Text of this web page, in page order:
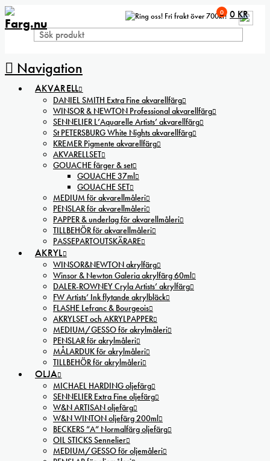
Fri frakt över 700kr!
Navigation
0 0 KR
AKVARELL
DANIEL SMITH Extra Fine akvarellfärg
WINSOR & NEWTON Professional akvarellfärg
SENNELIER L’Aquarelle Artists’ akvarellfärg
St PETERSBURG White Nights akvarellfärg
KREMER Pigmente akvarellfärg
AKVARELLSET
GOUACHE färger & set
GOUACHE 37ml
GOUACHE SET
MEDIUM för akvarellmåleri
PENSLAR för akvarellmåleri
PAPPER & underlag för akvarellmåleri
TILLBEHÖR för akvarellmåleri
PASSEPARTOUTSKÄRARE
AKRYL
WINSOR&NEWTON akrylfärg
Winsor & Newton Galeria akrylfärg 60ml
DALER-ROWNEY Cryla Artists’ akrylfärg
FW Artists’ Ink flytande akrylbläck
FLASHE Lefranc & Bourgeois
AKRYLSET och AKRYLPAPPER
MEDIUM/GESSO för akrylmåleri
PENSLAR för akrylmåleri
MÅLARDUK för akrylmåleri
TILLBEHÖR för akrylmåleri
OLJA
MICHAEL HARDING oljefärg
SENNELIER Extra Fine oljefärg
W&N ARTISAN oljefärg
W&N WINTON oljefärg 200ml
BECKERS ”A” Normalfärg oljefärg
OIL STICKS Sennelier
MEDIUM/GESSO för oljemåleri